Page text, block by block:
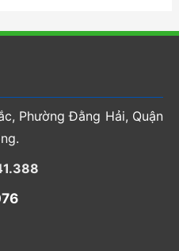
Phường Đằng Hải, Quận